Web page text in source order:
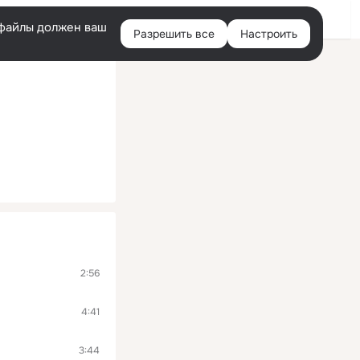
Войти
должен ваш
Разрешить все Настроить
2:56
4:41
3:44